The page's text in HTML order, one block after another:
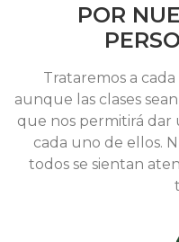
POR
Trataremos a
aunque las clases
que nos permitirá dar
cada uno de ellos.
todos se sientan